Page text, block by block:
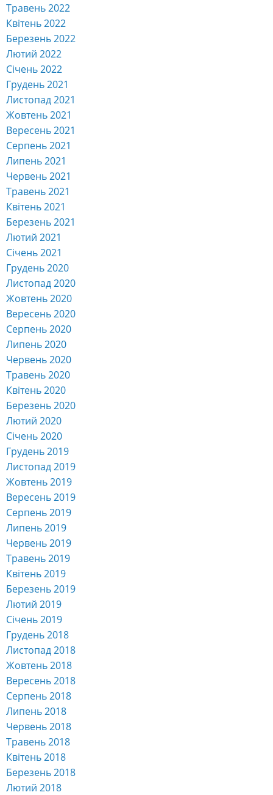
Травень 2022
Квітень 2022
Березень 2022
Лютий 2022
Січень 2022
Грудень 2021
Листопад 2021
Жовтень 2021
Вересень 2021
Серпень 2021
Липень 2021
Червень 2021
Травень 2021
Квітень 2021
Березень 2021
Лютий 2021
Січень 2021
Грудень 2020
Листопад 2020
Жовтень 2020
Вересень 2020
Серпень 2020
Липень 2020
Червень 2020
Травень 2020
Квітень 2020
Березень 2020
Лютий 2020
Січень 2020
Грудень 2019
Листопад 2019
Жовтень 2019
Вересень 2019
Серпень 2019
Липень 2019
Червень 2019
Травень 2019
Квітень 2019
Березень 2019
Лютий 2019
Січень 2019
Грудень 2018
Листопад 2018
Жовтень 2018
Вересень 2018
Серпень 2018
Липень 2018
Червень 2018
Травень 2018
Квітень 2018
Березень 2018
Лютий 2018